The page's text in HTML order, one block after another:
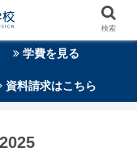
学費を見る
資料請求はこちら
検索